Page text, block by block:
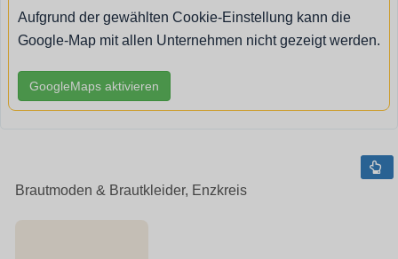
Aufgrund der gewählten Cookie-Einstellung kann die
Google-Map mit allen Unternehmen nicht gezeigt werden.
GoogleMaps aktivieren
Brautmoden & Brautkleider, Enzkreis